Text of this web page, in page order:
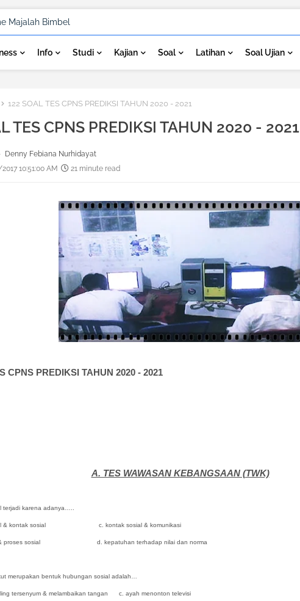
Info Studi Kajian Soal Latihan Soal Ujian
122 SOAL TES CPNS PREDIKSI TAHUN 2020 - 2021
TES CPNS PREDIKSI TAHUN 2020 - 2021
Denny Febiana Nurhidayat
10:51:00 AM
21 minute read
CPNS PREDIKSI TAHUN 2020 - 2021
A. TES WAWASAN KEBANGSAAN (TWK)
terjadi karena adanya…..
& kontak sosial c. kontak sosial & komunikasi
& proses sosial d. kepatuhan terhadap nilai dan norma
merupakan bentuk hubungan sosial adalah…
tersenyum & melambaikan tangan c. ayah menonton televisi